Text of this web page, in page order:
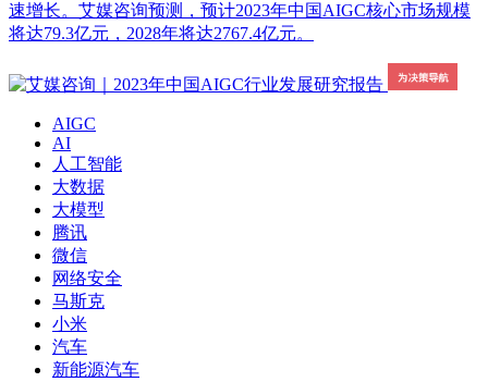
速增长。艾媒咨询预测，预计2023年中国AIGC核心市场规模
将达79.3亿元，2028年将达2767.4亿元。
AIGC
AI
人工智能
大数据
大模型
腾讯
微信
网络安全
马斯克
小米
汽车
新能源汽车